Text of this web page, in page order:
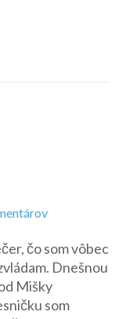
na
adventný
deň:
retro/nostalgia
čo som vôbec
Dnešnou
Mišky
som